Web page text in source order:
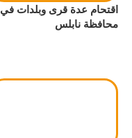
اقتحام عدة قرى وبلدات في
محافظة نابلس